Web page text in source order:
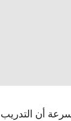
أن